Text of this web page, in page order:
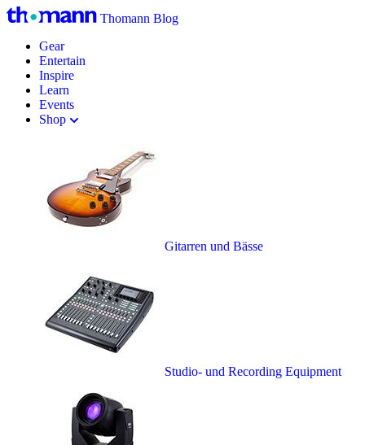
Thomann Blog
Gear
Entertain
Inspire
Learn
Events
Shop
Gitarren und Bässe
Studio- und Recording Equipment